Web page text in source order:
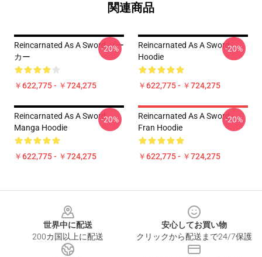
関連商品
Reincarnated As A Sword パー
カー
￥622,775 - ￥724,275
-20%
Reincarnated As A Sword
Hoodie
￥622,775 - ￥724,275
-20%
Reincarnated As A Sword
Manga Hoodie
￥622,775 - ￥724,275
-20%
Reincarnated As A Sword -
Fran Hoodie
￥622,775 - ￥724,275
-20%
世界中に配送
200カ国以上に配送
安心してお買い物
クリックから配送まで24/7保護